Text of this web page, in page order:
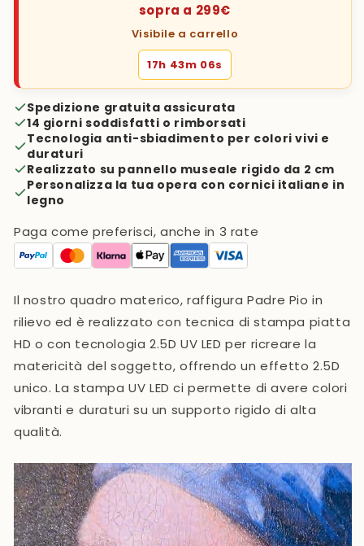
sopra a 299€
Visibile a carrello
17h 43m 05s
Spedizione gratuita assicurata
14 giorni soddisfatti o rimborsati
Tecnologia anti-sbiadimento per colori vivi e
duraturi
Realizzato su pannello museale rigido da 2 cm
Personalizza la tua opera con cornici italiane in
legno
Paga come preferisci, anche in 3 rate
Il nostro quadro materico, raffigura Padre Pio in
rilievo ed è realizzato con tecnica di stampa piatta
HD o con tecnologia 2.5D UV LED per ricreare la
matericità del soggetto, offrendo un effetto 2.5D
unico. La stampa UV LED ci permette di avere colori
vibranti e duraturi su un supporto rigido di alta
qualità.